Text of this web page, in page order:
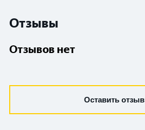
Отзывы
Отзывов нет
Оставить отзыв